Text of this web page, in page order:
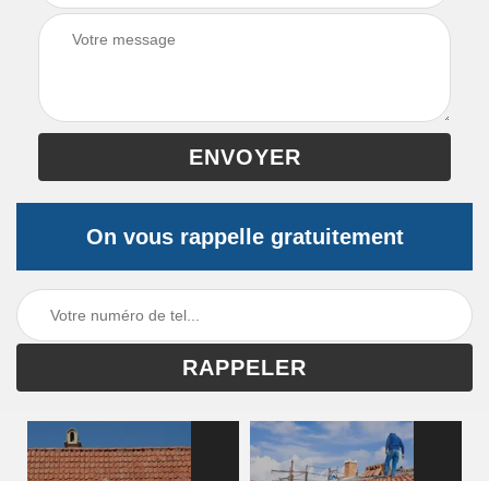
On vous rappelle gratuitement